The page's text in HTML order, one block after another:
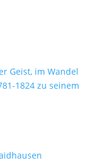
Geist, im Wandel
1824 zu seinem